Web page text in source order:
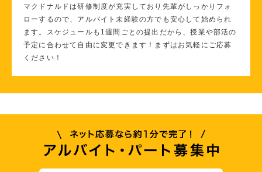
マクドナルドは研修制度が充実しており先輩がしっかりフォ
ローするので、アルバイト未経験の方でも安心して始められ
ます。スケジュールも1週間ごとの提出だから、授業や部活の
予定に合わせて自由に変更できます！まずはお気軽にご応募
ください！